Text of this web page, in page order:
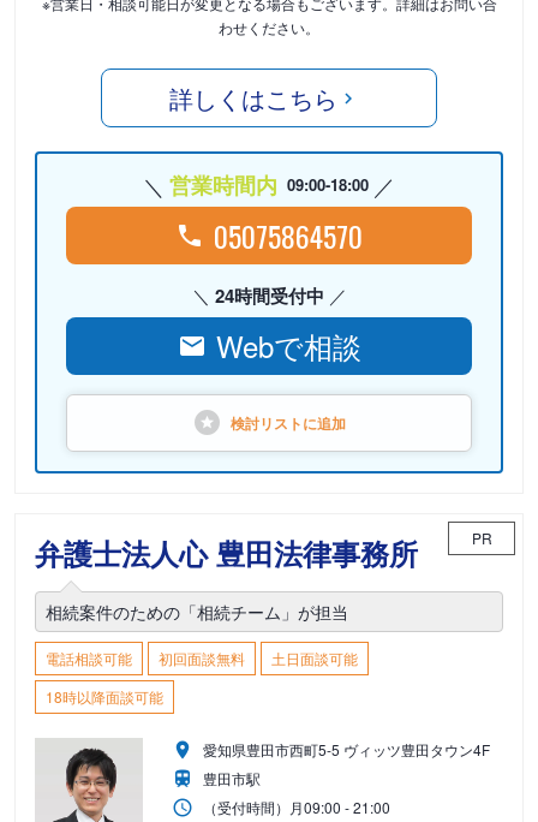
わせください。
詳しくはこちら
営業時間内 09:00-18:00
05075864570
24時間受付中
Webで相談
検討リストに追加
弁護士法人心 豊田法律事務所 PR
相続案件のための「相続チーム」が担当
電話相談可能 初回面談無料
土日面談可能
18時以降面談可能
愛知県豊田市西町5-5 ヴィッツ豊田タウン4F
豊田市駅
（受付時間） 月09:00 - 21:00